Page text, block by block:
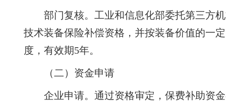
部门复核。工业和信息化部委托第三方
技术装备保险补偿资格，并按装备价值的一
度，有效期5年。
（二）资金申请
企业申请。通过资格审定，保费补助资